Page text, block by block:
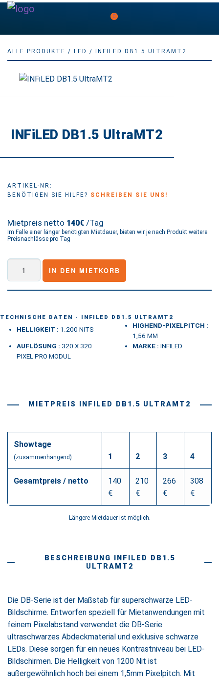
0
ALLE PRODUKTE / LED / INFILED DB1.5 ULTRAMT2
INFiLED DB1.5 UltraMT2
ARTIKEL-NR:
BENÖTIGEN SIE HILFE? SCHREIBEN SIE UNS!
Mietpreis netto 140€ /Tag
Im Falle einer länger benötigten Mietdauer, bieten wir je nach Produkt weitere
Preisnachlässe pro Tag
DB1.5
UltraMT2
IN DEN MIETKORB
TECHNISCHE DATEN - INFILED DB1.5 ULTRAMT2
HELLIGKEIT : 1.200 NITS
HIGHEND-PIXELPITCH :
1,56 MM
AUFLÖSUNG : 320 X 320
PIXEL PRO MODUL
MARKE : INFILED
MIETPREIS INFILED DB1.5 ULTRAMT2
Showtage
(zusammenhängend) 1 2 3 4
Gesamtpreis / netto
140
€
210
€
266
€
308
€
Längere Mietdauer ist möglich.
BESCHREIBUNG INFILED DB1.5
ULTRAMT2
Die DB-Serie ist der Maßstab für superschwarze LED-
Bildschirme. Entworfen speziell für Mietanwendungen mit
feinem Pixelabstand verwendet die DB-Serie
ultraschwarzes Abdeckmaterial und exklusive schwarze
LEDs. Diese sorgen für ein neues Kontrastniveau bei LED-
Bildschirmen. Die Helligkeit von 1200 Nit ist
außergewöhnlich hoch bei einem 1,5mm Pixelpitch. Mit